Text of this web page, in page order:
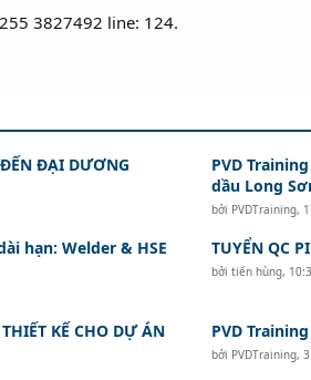
3827492 line: 124.
ĐẾN ĐẠI DƯƠNG
PVD
dầu Long
bởi PVDTraining,
hạn: Welder & HSE TUYỂN QC
bởitiến hùng,
KẾ CHO DỰ ÁN
PVD
bởi PVDTraining,